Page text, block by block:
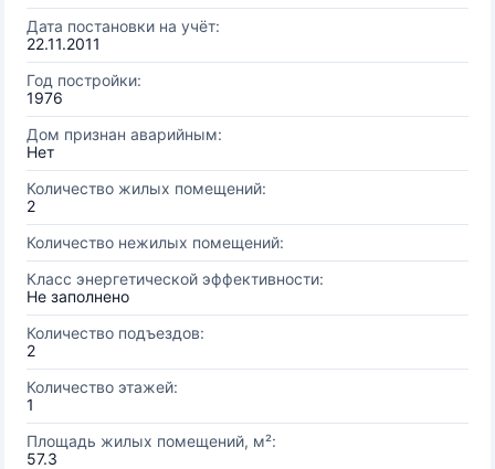
Дата постановки на учёт:
22.11.2011
Год постройки:
1976
Дом признан аварийным:
Нет
Количество жилых помещений:
2
Количество нежилых помещений:
Класс энергетической эффективности:
Не заполнено
Количество подъездов:
2
Количество этажей:
1
Площадь жилых помещений, м²:
57.3